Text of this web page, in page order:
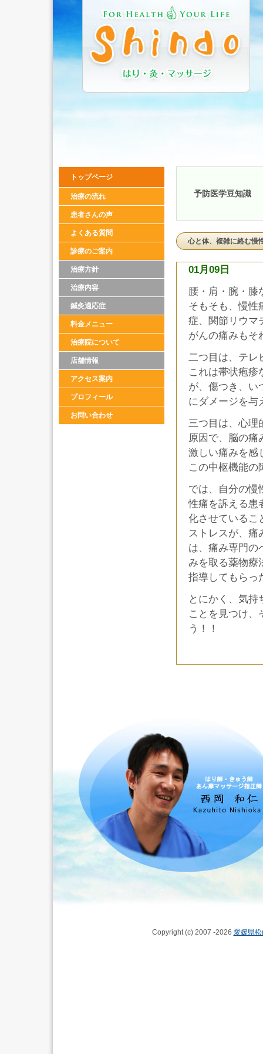
トップページ
治療の流れ
患者さんの声
よくある質問
診療のご案内
治療方針
治療内容
鍼灸適応症
料金メニュー
治療院について
店舗情報
アクセス案内
プロフィール
お問い合わせ
予防医学豆知識
心と体、複雑に絡む慢
01月09日
腰・肩・腕・膝
そもそも、慢性
症、関節リウマ
がんの痛みもそ
二つ目は、テレ
これは帯状疱疹
が、傷つき、い
にダメージを与
三つ目は、心理
原因で、脳の痛
激しい痛みを感
この中枢機能の
では、自分の慢
性痛を訴える患
化させているこ
ストレスが、痛
は、痛み専門の
みを取る薬物療
指導してもらっ
とにかく、気
ことを見つけ、
う！！
Copyright (c) 2007 -2026 愛媛県